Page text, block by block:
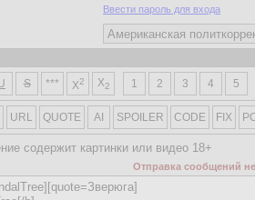
Ввести пароль для входа
S *** X2 X2 1 2 3 4 5
URL QUOTE AI SPOILER CODE FIX
содержит картинки или видео 18+
Отправка сообщений